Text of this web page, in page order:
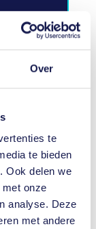
Over
te
te bieden
Ook delen we
onze
analyse. Deze
met andere